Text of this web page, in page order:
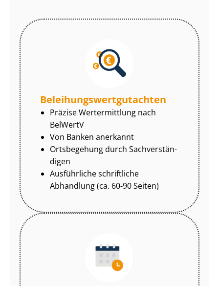
Be­lei­hungs­wert­gut­ach­ten
Präzise Wertermittlung nach
BelWertV
Von Banken anerkannt
Ortsbegehung durch Sach­ver­stän­
di­gen
Ausführliche schriftliche
Abhandlung (ca. 60-90 Seiten)